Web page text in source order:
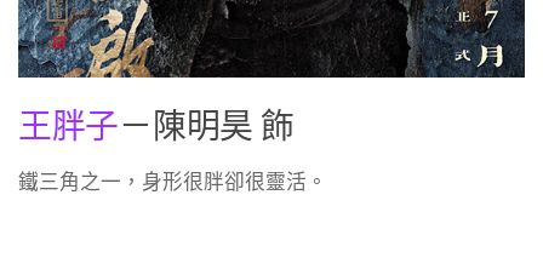
王胖子－陳明昊 飾
鐵三角之一，身形很胖卻很靈活。